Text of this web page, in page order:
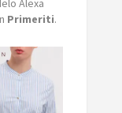
Alexa
Primeriti.